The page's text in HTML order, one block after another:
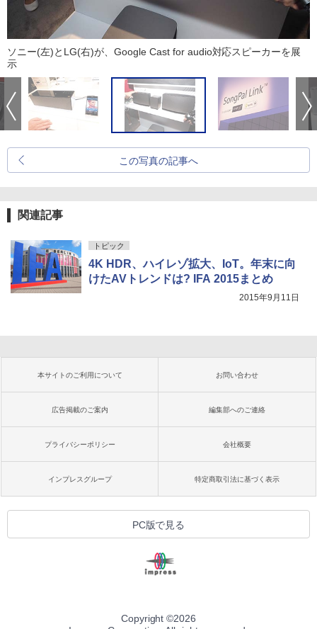
ソニー(左)とLG(右)が、Google Cast for audio対応スピーカーを展
示
この写真の記事へ
関連記事
トピック
4K HDR、ハイレゾ拡大、IoT。年末に向
けたAVトレンドは? IFA 2015まとめ
2015年9月11日
本サイトのご利用について お問い合わせ
広告掲載のご案内 編集部へのご連絡
プライバシーポリシー 会社概要
インプレスグループ 特定商取引法に基づく表示
PC版で見る
Copyright ©2026